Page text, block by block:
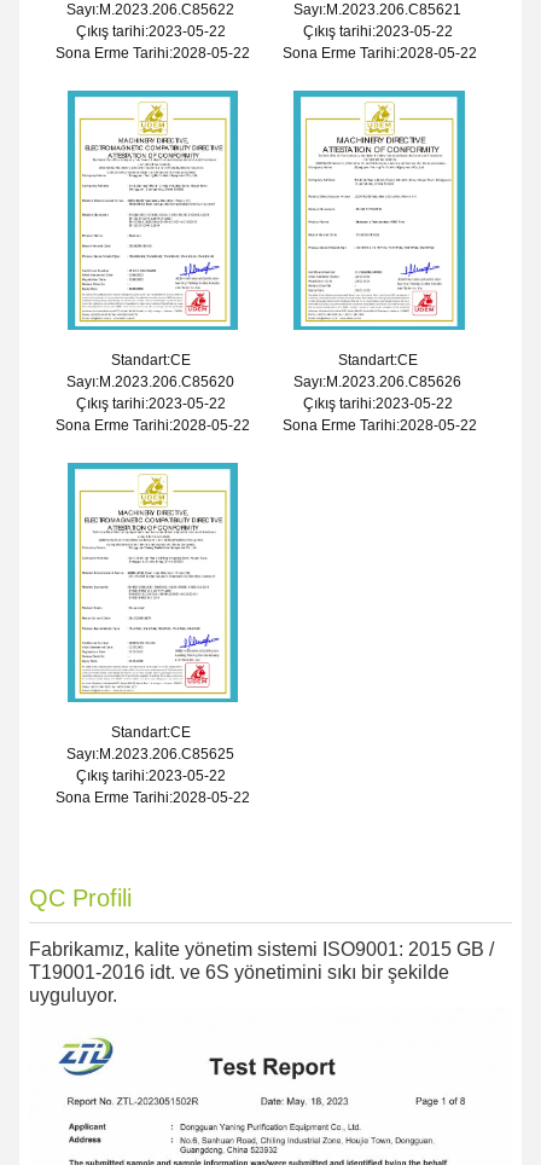
Sayı:M.2023.206.C85622
Çıkış tarihi:2023-05-22
Sona Erme Tarihi:2028-05-22
Sayı:M.2023.206.C85621
Çıkış tarihi:2023-05-22
Sona Erme Tarihi:2028-05-22
Standart:CE
Sayı:M.2023.206.C85620
Çıkış tarihi:2023-05-22
Sona Erme Tarihi:2028-05-22
Standart:CE
Sayı:M.2023.206.C85626
Çıkış tarihi:2023-05-22
Sona Erme Tarihi:2028-05-22
Standart:CE
Sayı:M.2023.206.C85625
Çıkış tarihi:2023-05-22
Sona Erme Tarihi:2028-05-22
QC Profili
Fabrikamız, kalite yönetim sistemi ISO9001: 2015 GB /
T19001-2016 idt. ve 6S yönetimini sıkı bir şekilde
uyguluyor.